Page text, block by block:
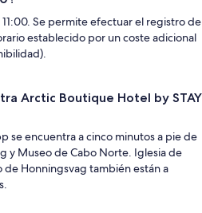
11:00. Se permite efectuar el registro de
establecido por un coste adicional
Arctic Boutique Hotel by STAY
se encuentra a cinco minutos a pie de
y Museo de Cabo Norte. Iglesia de
de Honningsvag también están a